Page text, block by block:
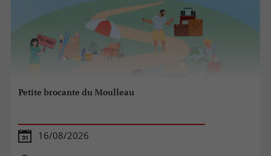
Petite brocante du Moulleau
16/08/2026